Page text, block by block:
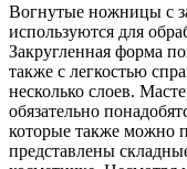
Вогнутые ножницы с
используются для
Закругленная форма
также с легкостью
несколько слоев.
обязательно
которые также можно
представлены